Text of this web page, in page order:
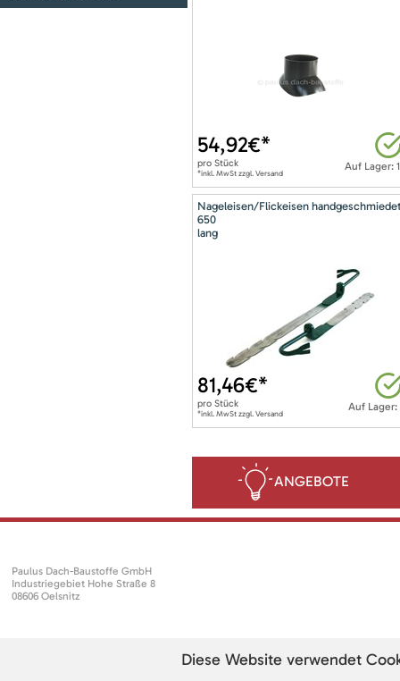
Auf Lager:
54,92€*
pro Stück
*inkl. MwSt zzgl. Versand
Nageleisen/Flickeisen handgeschmiedet
650
lang
Auf Lager:
81,46€*
pro Stück
*inkl. MwSt zzgl. Versand
ANGEBOTE
Paulus Dach-Baustoffe GmbH
Industriegebiet Hohe Straße 8
08606 Oelsnitz
Diese Website verwendet